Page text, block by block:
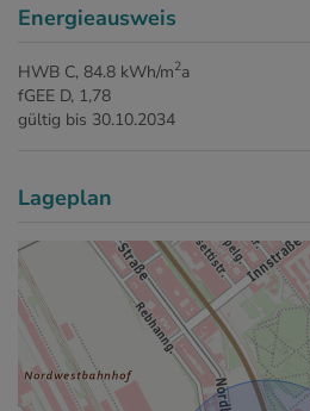
Energieausweis
HWB C, 84.8 kWh/m2a
fGEE D, 1,78
gültig bis 30.10.2034
Lageplan